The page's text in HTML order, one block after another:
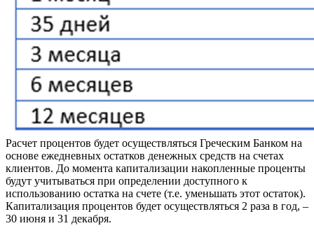
Расчет процентов будет осуществляться Греческим Банком на
основе ежедневных остатков денежных средств на счетах
клиентов. До момента капитализации накопленные проценты
будут учитываться при определении доступного к
использованию остатка на счете (т.е. уменьшать этот остаток).
Капитализация процентов будет осуществляться 2 раза в год, –
30 июня и 31 декабря.